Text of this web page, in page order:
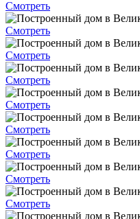
Смотреть
Смотреть
Смотреть
Смотреть
Смотреть
Смотреть
Смотреть
Смотреть
Смотреть